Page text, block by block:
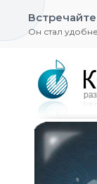
Он стал